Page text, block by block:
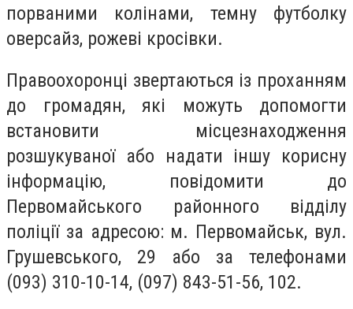
порваними колінами, темну футболку
оверсайз, рожеві кросівки.
Правоохоронці звертаються із проханням
до громадян, які можуть допомогти
встановити місцезнаходження
розшукуваної або надати іншу корисну
інформацію, повідомити до
Первомайського районного відділу
поліції за адресою: м. Первомайськ, вул.
Грушевського, 29 або за телефонами
(093) 310-10-14, (097) 843-51-56, 102.